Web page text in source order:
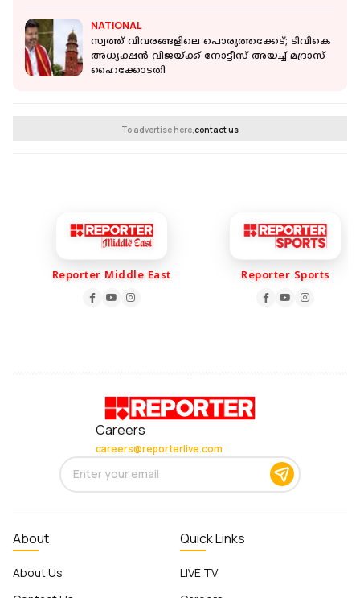
NATIONAL
സ്വത്ത് വിവരങ്ങളിലെ പൊരുത്തക്കേട്; ടിവികെ
അധ്യക്ഷൻ വിജയ്ക്ക് നോട്ടീസ് അയച്ച് മദ്രാസ്
ഹൈക്കോടതി
To advertise here,contact us
Reporter Middle East Reporter Sports
Careers
careers@reporterlive.com
About
About Us
Quick Links
LIVE TV